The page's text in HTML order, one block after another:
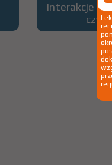
Interakcje z